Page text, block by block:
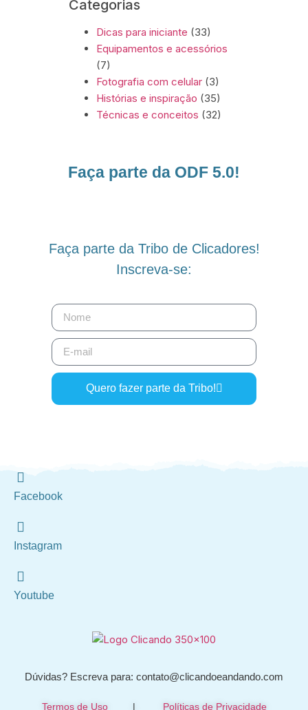
Categorias
Dicas para iniciante (33)
Equipamentos e acessórios
(7)
Fotografia com celular (3)
Histórias e inspiração (35)
Técnicas e conceitos (32)
Faça parte da ODF 5.0!
Faça parte da Tribo de Clicadores!
Inscreva-se:
Quero fazer parte da Tribo!
Facebook
Instagram
Youtube
Dúvidas? Escreva para: contato@clicandoeandando.com
Termos de Uso| Políticas de Privacidade